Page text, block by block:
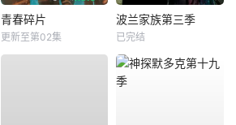
青春碎片
更新至第02集
波兰家族第三季
已完结